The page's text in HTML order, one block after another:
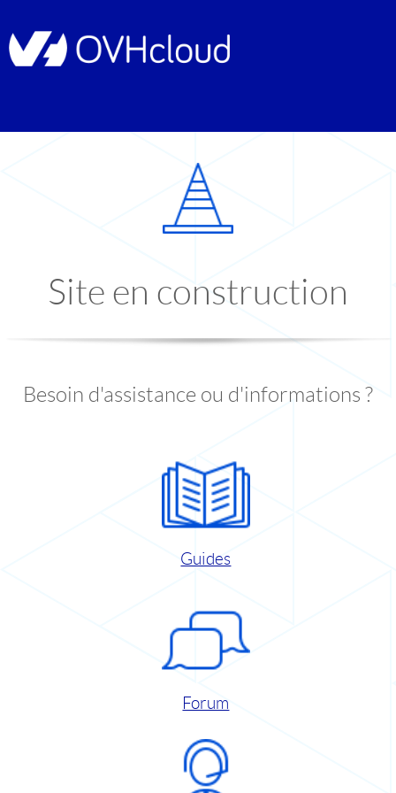
Site en construction
Besoin d'assistance ou d'informations ?
Guides
Forum